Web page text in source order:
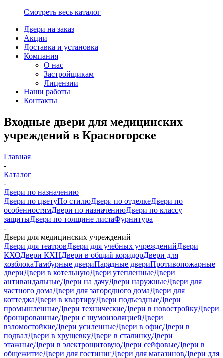
Смотреть весь каталог
Двери на заказ
Акции
Доставка и установка
Компания
О нас
Застройщикам
Лицензии
Наши работы
Контакты
Входные двери для медицинских
учреждений в Красногорске
Главная
-
Каталог
-
Двери по назначению
Двери по цветуПо стилюДвери по отделкеДвери по
особенностямДвери по назначениюДвери по классу
защитыДвери по толщине листаФурнитура
-
Двери для медицинских учреждений
Двери для театровДвери для учебных учрежденийДвери
КХОДвери КХНДвери в общий коридорДвери для
хозблокаТамбурные двериПарадные двериПротивопожарные
двериДвери в котельнуюДвери утепленныеДвери
антивандальныеДвери на дачуДвери наружныеДвери для
частного домаДвери для загородного домаДвери для
коттеджаДвери в квартируДвери подъездныеДвери
промышленныеДвери техническиеДвери в новостройкуДвери
бронированныеДвери с шумоизоляциейДвери
взломостойкиеДвери усиленныеДвери в офисДвери в
подвалДвери в хрущевкуДвери в сталинкуДвери
этажныеДвери в электрощитовуюДвери сейфовыеДвери в
общежитиеДвери для гостиницДвери для магазиновДвери для